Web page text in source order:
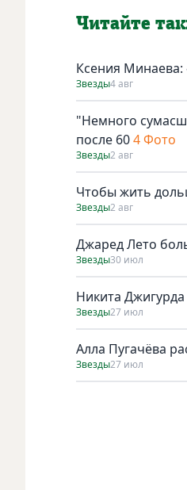
Читайте
Ксения Минаева:
Звезды4 авг
"Немного
после 604 Фото
Звезды2 авг
Чтобы жить
Звезды2 авг
Джаред Лето
Звезды30 июл
Никита
Звезды27 июл
Алла Пугачёва
Звезды27 июл